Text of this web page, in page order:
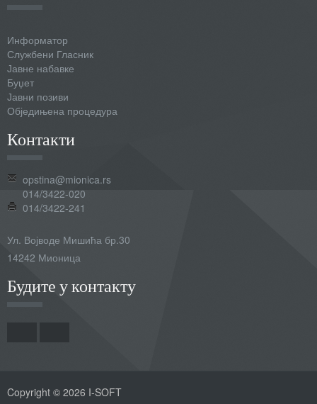
Информатор
Службени Гласник
Јавне набавке
Буџет
Јавни позиви
Обједињена процедура
Контакти
opstina@mionica.rs
014/3422-020
014/3422-241
Ул. Војводе Мишића бр.30
14242 Мионица
Будите у контакту
Copyright © 2026 I-SOFT